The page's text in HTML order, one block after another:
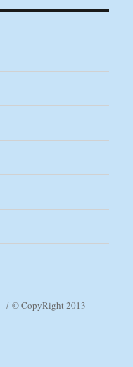
© CopyRight 2013-